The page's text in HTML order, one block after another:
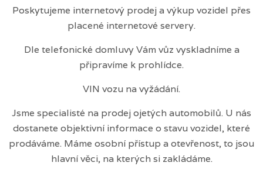
Poskytujeme internetový prodej a výkup vozidel přes
placené internetové servery.
Dle telefonické domluvy Vám vůz vyskladníme a
připravíme k prohlídce.
VIN vozu na vyžádání.
Jsme specialisté na prodej ojetých automobilů. U nás
dostanete objektivní informace o stavu vozidel, které
prodáváme. Máme osobní přístup a otevřenost, to jsou
hlavní věci, na kterých si zakládáme.